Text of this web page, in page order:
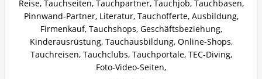
Reise, Tauchseiten, Tauchpartner, Tauchjob, Tauchbasen,
Pinnwand-Partner, Literatur, Tauchofferte, Ausbildung,
Firmenkauf, Tauchshops, Geschäftsbeziehung,
Kinderausrüstung, Tauchausbildung, Online-Shops,
Tauchreisen, Tauchclubs, Tauchportale, TEC-Diving,
Foto-Video-Seiten,